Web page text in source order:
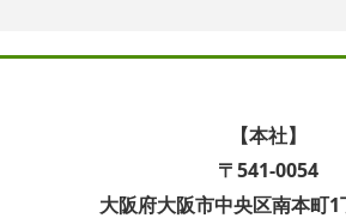
【本社】
〒541-0054
大阪府大阪市中央区南本町